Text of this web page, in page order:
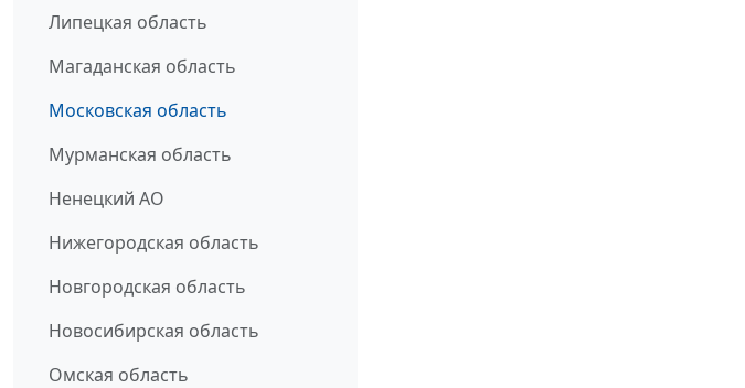
Липецкая область
Магаданская область
Московская область
Мурманская область
Ненецкий АО
Нижегородская область
Новгородская область
Новосибирская область
Омская область